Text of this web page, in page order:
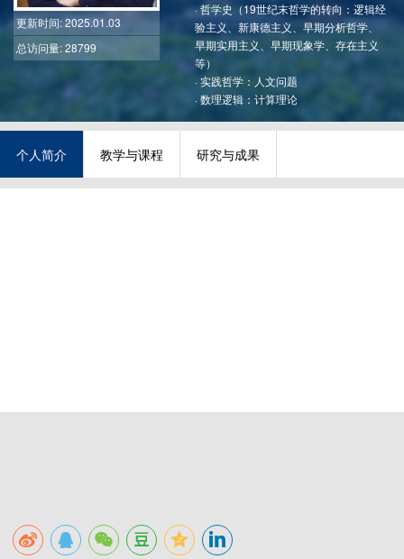
更新时间: 2025.01.03
总访问量: 28799
·哲学史（19世纪末哲学的转向：逻辑经
验主义、新康德主义、早期分析哲学、
早期实用主义、早期现象学、存在主义
等）
·实践哲学：人文问题
·数理逻辑：计算理论
个人简介 教学与课程 研究与成果